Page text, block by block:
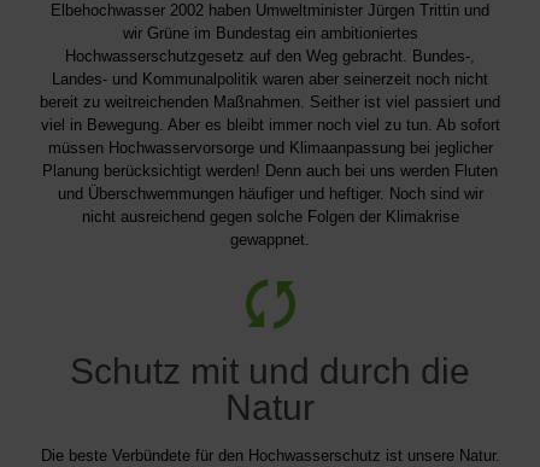
Elbehochwasser 2002 haben Umweltminister Jürgen Trittin und
wir Grüne im Bundestag ein ambitioniertes
Hochwasserschutzgesetz auf den Weg gebracht. Bundes-,
Landes- und Kommunalpolitik waren aber seinerzeit noch nicht
bereit zu weitreichenden Maßnahmen. Seither ist viel passiert und
viel in Bewegung. Aber es bleibt immer noch viel zu tun. Ab sofort
müssen Hochwasservorsorge und Klimaanpassung bei jeglicher
Planung berücksichtigt werden! Denn auch bei uns werden Fluten
und Überschwemmungen häufiger und heftiger. Noch sind wir
nicht ausreichend gegen solche Folgen der Klimakrise
gewappnet.
Schutz mit und durch die
Natur
Die beste Verbündete für den Hochwasserschutz ist unsere Natur.